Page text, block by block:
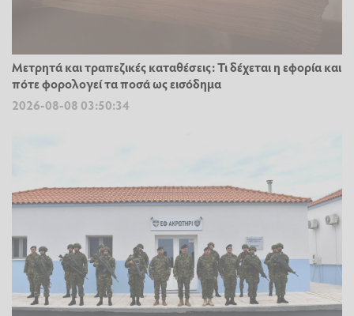
Μετρητά και τραπεζικές καταθέσεις: Τι δέχεται η εφορία και
πότε φορολογεί τα ποσά ως εισόδημα
2026-08-08 03:50:34